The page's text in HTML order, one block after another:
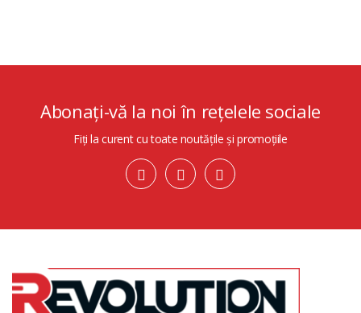
Abonați-vă la noi în rețelele sociale
Fiți la curent cu toate noutățile și promoțiile